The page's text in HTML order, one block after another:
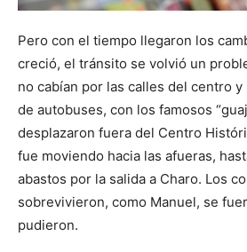
Pero con el tiempo llegaron los
creció, el tránsito se volvió un
no cabían por las calles del centro
de autobuses, con los famosos
desplazaron fuera del Centro
fue moviendo hacia las afueras,
abastos por la salida a Charo. Los
sobrevivieron, como Manuel, se
pudieron.